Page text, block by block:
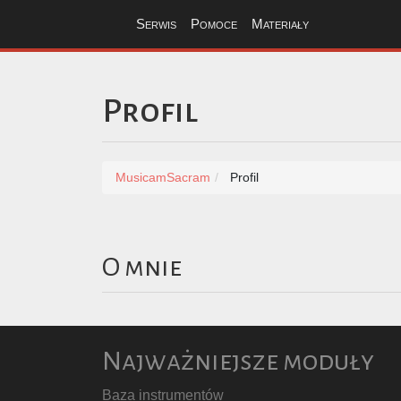
Serwis Pomoce Materiały
Profil
MusicamSacram Profil
O mnie
Najważniejsze moduły
Baza instrumentów